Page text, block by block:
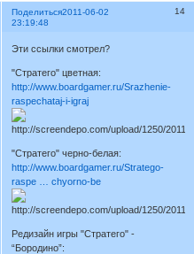
Поделиться 14
2011-06-02
23:19:48
Эти ссылки смотрел?
"Стратего" цветная:
http://www.boardgamer.ru/Srazhenie-
raspechataj-i-igraj
"Стратего" черно-белая:
http://www.boardgamer.ru/Stratego-
raspe … chyorno-be
Редизайн игры "Стратего" -
“Бородино”: